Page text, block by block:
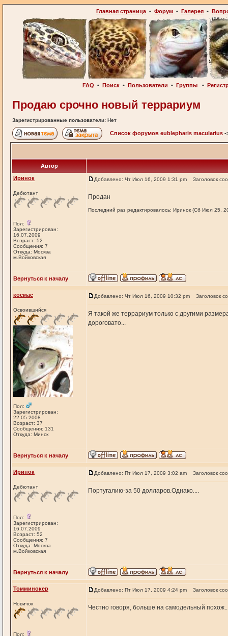
Главная страница • Форум • Галерея •
FAQ • Поиск• Пользователи • Группы•
Продаю срочно новый террариум
Зарегистрированные пользователи: Нет
Список форумов eublepharis macularius -
Автор
Иринок
Дебютант
Пол:
Зарегистрирован:
16.07.2009
Возраст: 52
Сообщения: 7
Откуда: Москва
м.Войковская
Добавлено: Чт Июл 16, 2009 1:31 pm Заголовок
Продан
Последний раз редактировалось: Иринок (Сб Июл 25,
Вернуться к началу
космас
Освоившийся
Пол:
Зарегистрирован:
22.05.2008
Возраст: 37
Сообщения: 131
Откуда: Минск
Добавлено: Чт Июл 16, 2009 10:32 pm Заголовок
Я такой же террариум только с другими
дороговато...
Вернуться к началу
Иринок
Дебютант
Пол:
Зарегистрирован:
16.07.2009
Возраст: 52
Сообщения: 7
Откуда: Москва
м.Войковская
Добавлено: Пт Июл 17, 2009 3:02 am Заголовок
Португалию-за 50 долларов.Однако....
Вернуться к началу
Томминокер
Новичок
Пол:
Добавлено: Пт Июл 17, 2009 4:24 pm Заголовок
Честно говоря, больше на самодельный